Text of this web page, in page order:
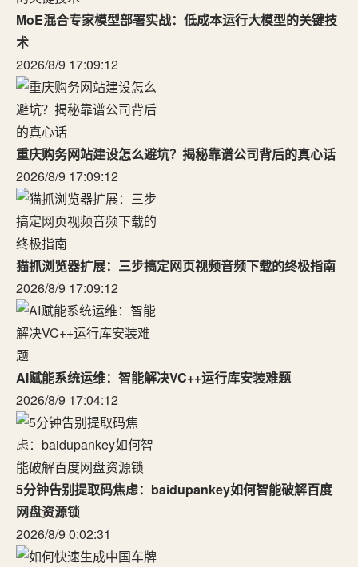
MoE混合专家模型部署实战：低成本运行大模型的关键技
术
2026/8/9 17:09:12
重庆购务网站建设怎么避坑？揭秘靠谱公司背后的真心话
2026/8/9 17:09:12
猫抓浏览器扩展：三步搞定网页视频音频下载的终极指南
2026/8/9 17:09:12
AI赋能系统运维：智能解决VC++运行库安装难题
2026/8/9 17:04:12
5分钟告别提取码焦虑：baidupankey如何智能破解百度
网盘资源锁
2026/8/9 0:02:31